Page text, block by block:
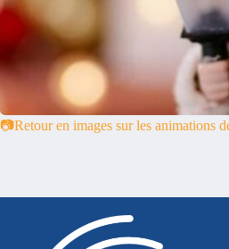
📷Retour en images sur les animations